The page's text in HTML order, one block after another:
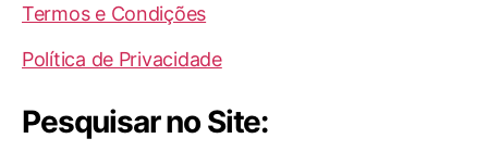
Termos e Condições
Política de Privacidade
Pesquisar no Site: